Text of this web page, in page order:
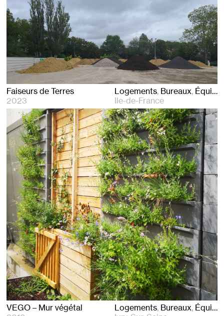
Faiseurs de Terres
2023
Logements Bureaux Équipements
Ile-de-France
VEGO – Mur végétal
Logements Bureaux Équipements